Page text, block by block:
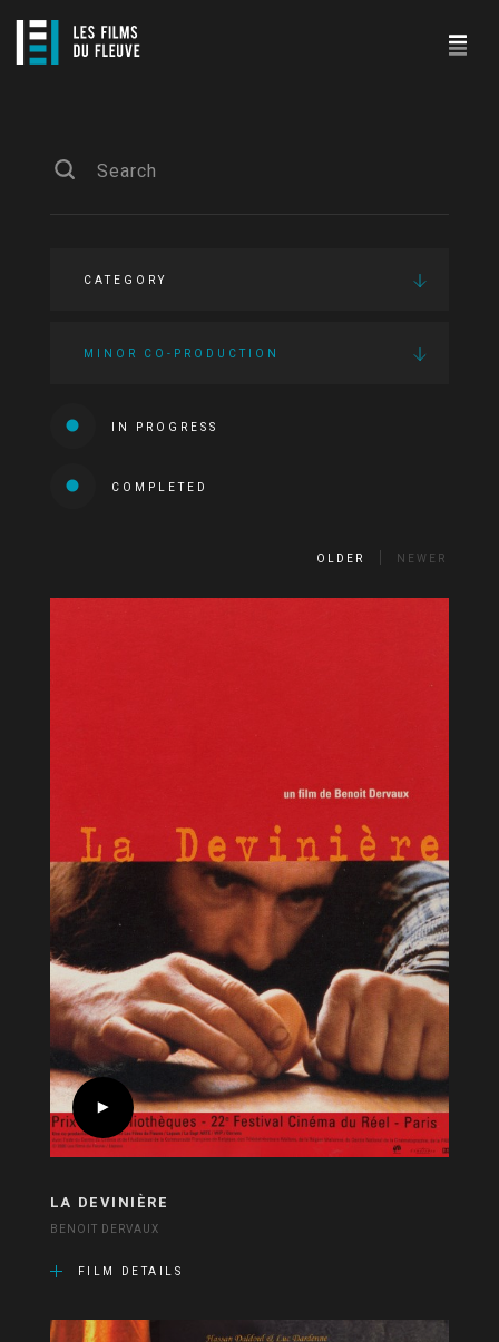
CATEGORY
MINOR CO-PRODUCTION
IN PROGRESS
COMPLETED
OLDER NEWER
LA DEVINIÈRE
BENOIT DERVAUX
FILM DETAILS